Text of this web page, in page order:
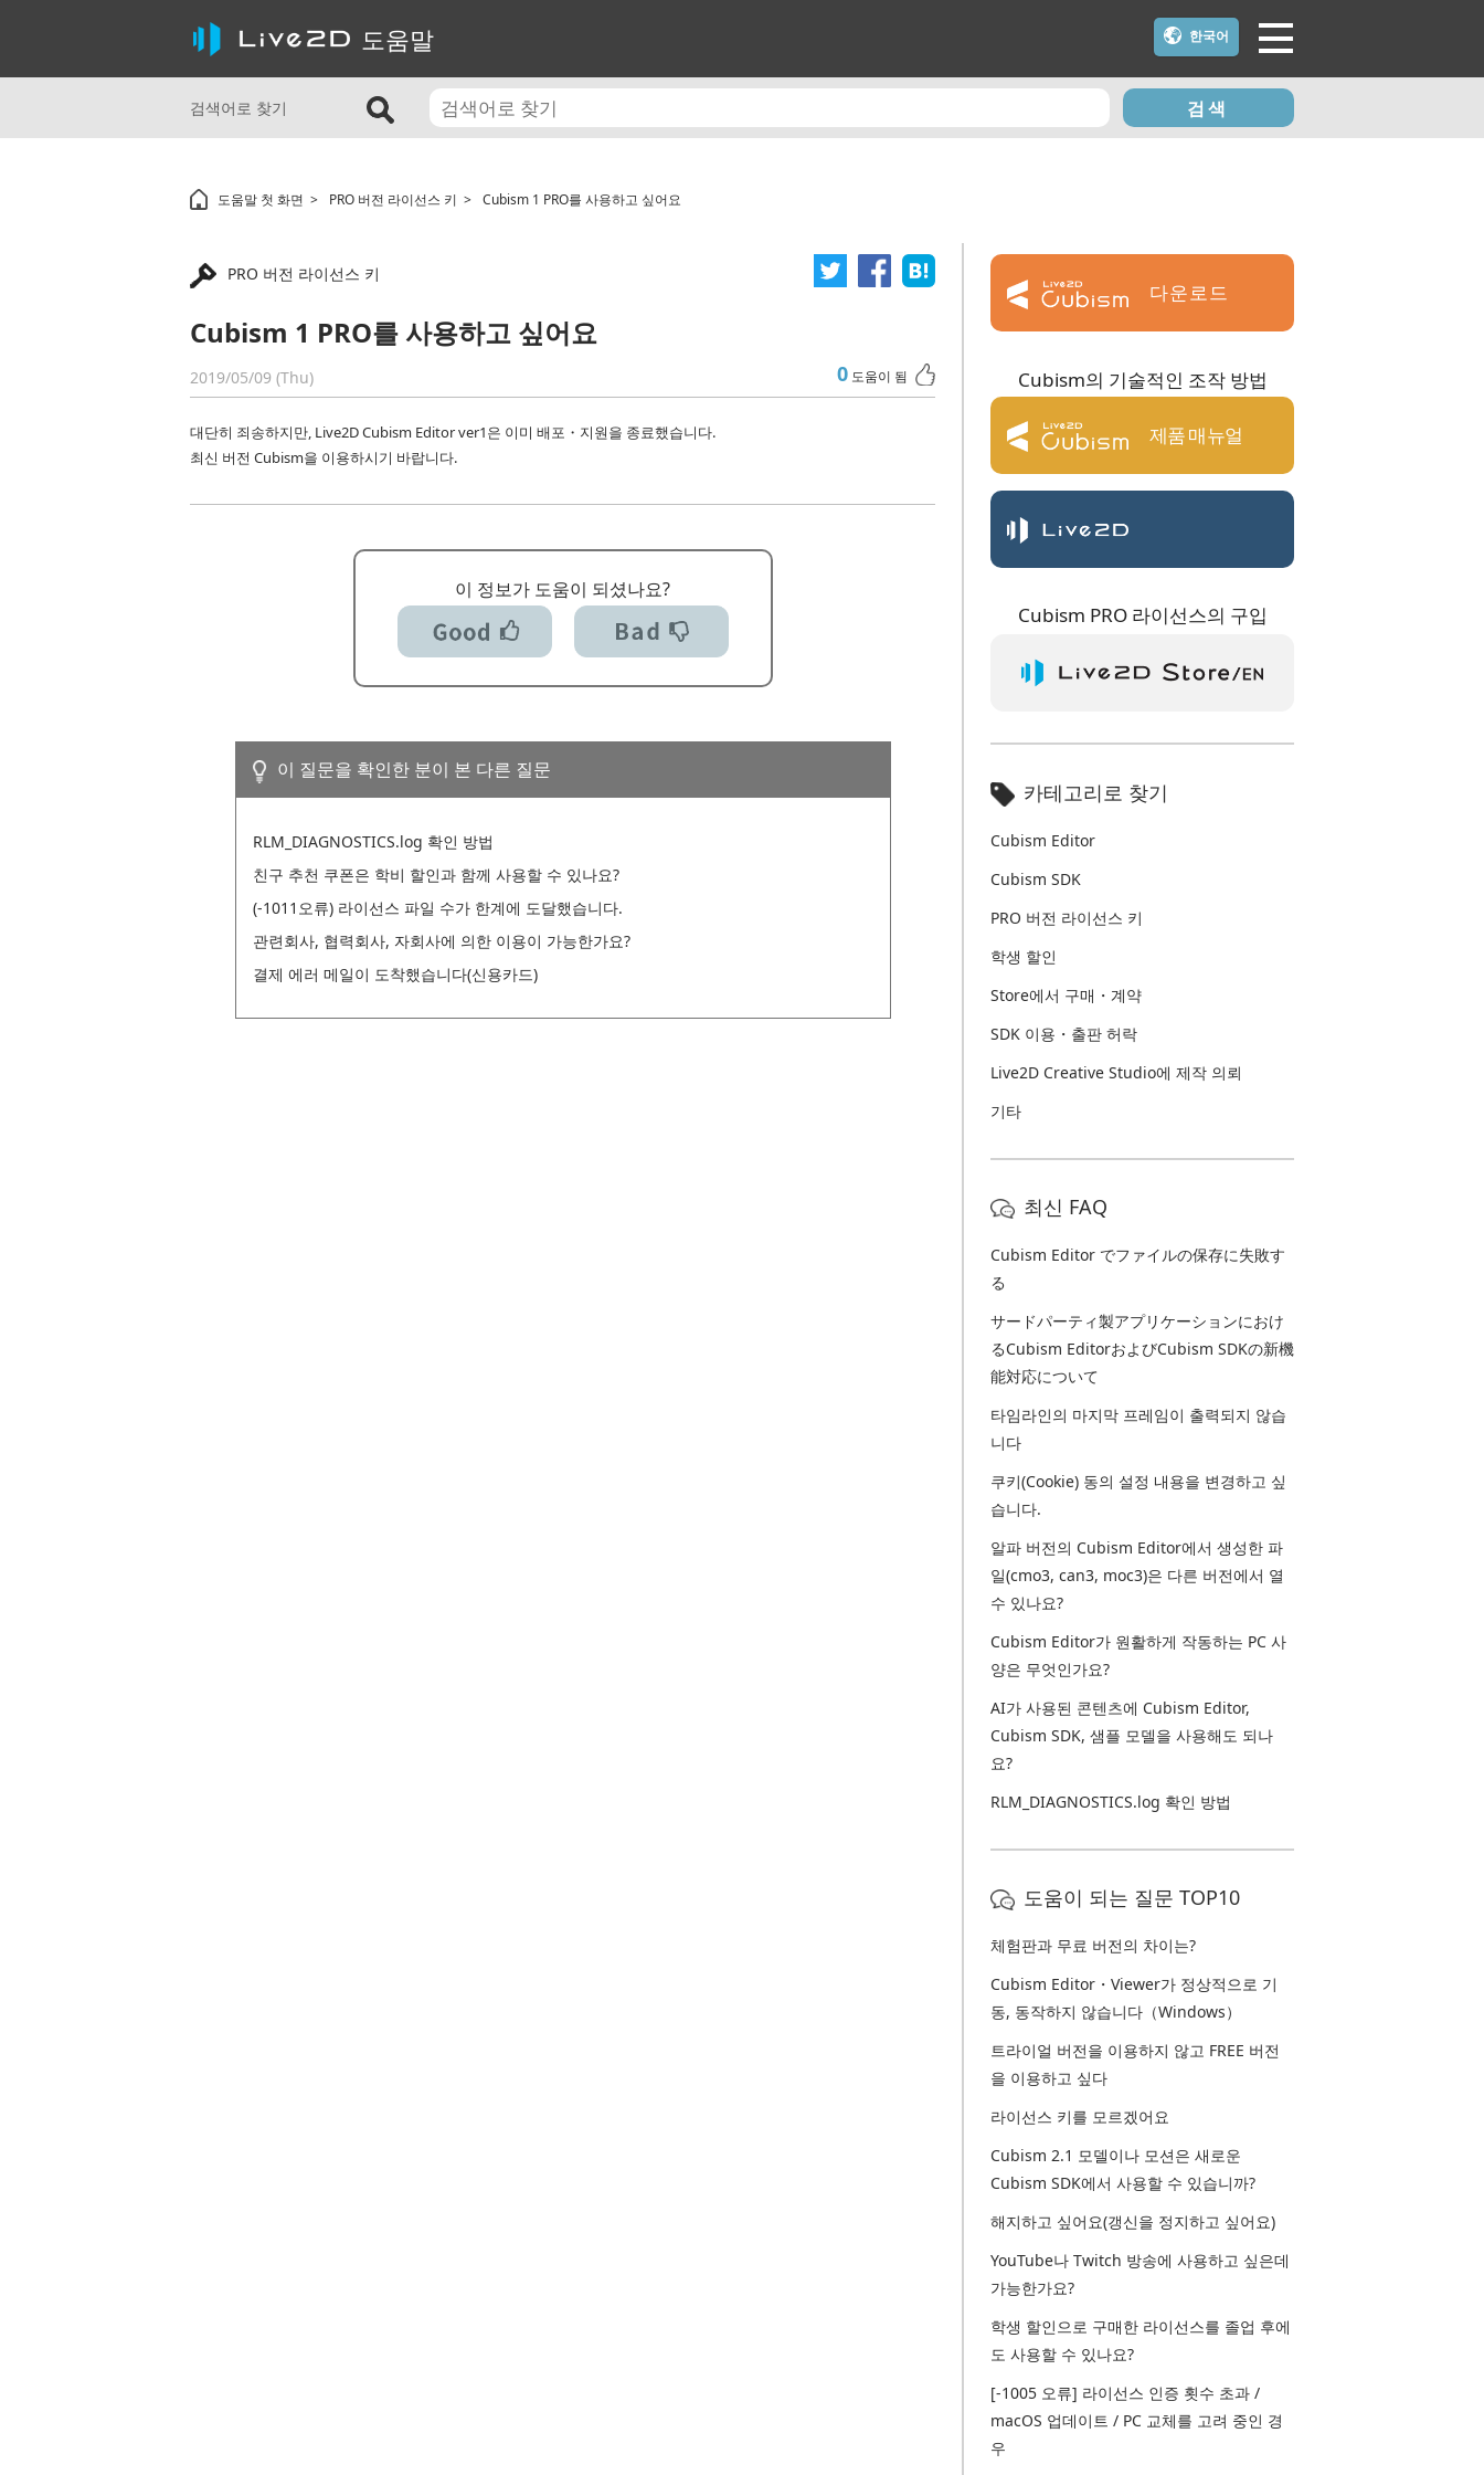
도움말
검색어로 찾기 검색
도움말 첫 화면 PRO 버전 라이선스 키 Cubism 1 PRO를 사용하고 싶어요
PRO 버전 라이선스 키
Cubism 1 PRO를 사용하고 싶어요
2019/05/09 (Thu) 0 도움이 됨
대단히 죄송하지만, Live2D Cubism Editor ver1은 이미 배포・지원을 종료했습니다.
최신 버전 Cubism을 이용하시기 바랍니다.
이 정보가 도움이 되셨나요?
이 질문을 확인한 분이 본 다른 질문
RLM_DIAGNOSTICS.log 확인 방법
친구 추천 쿠폰은 학비 할인과 함께 사용할 수 있나요?
(-1011오류) 라이선스 파일 수가 한계에 도달했습니다.
관련회사, 협력회사, 자회사에 의한 이용이 가능한가요?
결제 에러 메일이 도착했습니다(신용카드)
다운로드
Cubism의 기술적인 조작 방법
제품 매뉴얼
크리에이터즈 포럼
Cubism PRO 라이선스의 구입
카테고리로 찾기
Cubism Editor
Cubism SDK
PRO 버전 라이선스 키
학생 할인
Store에서 구매・계약
SDK 이용・출판 허락
Live2D Creative Studio에 제작 의뢰
기타
최신 FAQ
Cubism Editor でファイルの保存に失敗す
る
サードパーティ製アプリケーションにおけ
るCubism EditorおよびCubism SDKの新機
能対応について
타임라인의 마지막 프레임이 출력되지 않습
니다
쿠키(Cookie) 동의 설정 내용을 변경하고 싶
습니다.
알파 버전의 Cubism Editor에서 생성한 파
일(cmo3, can3, moc3)은 다른 버전에서 열
수 있나요?
Cubism Editor가 원활하게 작동하는 PC 사
양은 무엇인가요?
AI가 사용된 콘텐츠에 Cubism Editor,
Cubism SDK, 샘플 모델을 사용해도 되나
요?
RLM_DIAGNOSTICS.log 확인 방법
도움이 되는 질문 TOP10
체험판과 무료 버전의 차이는?
Cubism Editor・Viewer가 정상적으로 기
동, 동작하지 않습니다（Windows）
트라이얼 버전을 이용하지 않고 FREE 버전
을 이용하고 싶다
라이선스 키를 모르겠어요
Cubism 2.1 모델이나 모션은 새로운
Cubism SDK에서 사용할 수 있습니까?
해지하고 싶어요(갱신을 정지하고 싶어요)
YouTube나 Twitch 방송에 사용하고 싶은데
가능한가요?
학생 할인으로 구매한 라이선스를 졸업 후에
도 사용할 수 있나요?
[-1005 오류] 라이선스 인증 횟수 초과 /
macOS 업데이트 / PC 교체를 고려 중인 경
우
한국어